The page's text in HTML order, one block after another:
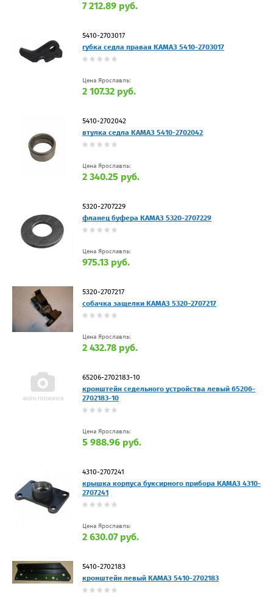
7 212.89 руб.
5410-2703017
губка седла правая КАМАЗ 5410-2703017
Цена Ярославль:
2 107.32 руб.
5410-2702042
втулка седла КАМАЗ 5410-2702042
Цена Ярославль:
2 340.25 руб.
5320-2707229
фланец буфера КАМАЗ 5320-2707229
Цена Ярославль:
975.13 руб.
5320-2707217
собачка защелки КАМАЗ 5320-2707217
Цена Ярославль:
2 432.78 руб.
65206-2702183-10
кронштейн седельного устройства левый 65206-
2702183-10
Цена Ярославль:
5 988.96 руб.
4310-2707241
крышка корпуса буксирного прибора КАМАЗ 4310-
2707241
Цена Ярославль:
2 630.07 руб.
5410-2702183
кронштейн левый КАМАЗ 5410-2702183